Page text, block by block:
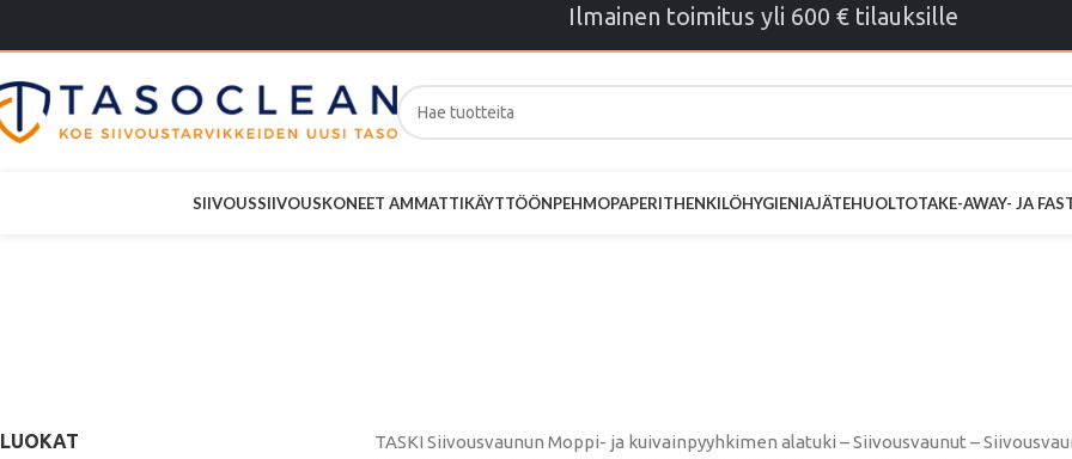
Ilmainen toimitus yli 600 € tilauksille
SIIVOUSSIIVOUSKONEET AMMATTIKÄYTTÖÖNPEHMOPAPERITHENKILÖHYGIENIAJÄTEHUOLTOTAKE-AWAY- JA
LUOKAT
TASKI Siivousvaunun Moppi- ja kuivainpyyhkimen alatuki – Siivousvaunut –